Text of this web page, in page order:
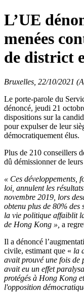
L’UE
menées
de district
Bruxelles, 22/10/2021
Le porte-parole du
dénoncé, jeudi 21
dispositions sur la
pour expulser de leur
démocratiquement élus.
Plus de 210 conseillers
dû démissionner de
« Ces développements,
loi, annulent les
novembre 2019, lors
obtenu plus de 80%
la vie politique affaiblit
de Hong Kong », a
Il a dénoncé
civile, estimant que « la
avait prouvé une fois
avait eu un effet
protégés à Hong Kong
l'opposition